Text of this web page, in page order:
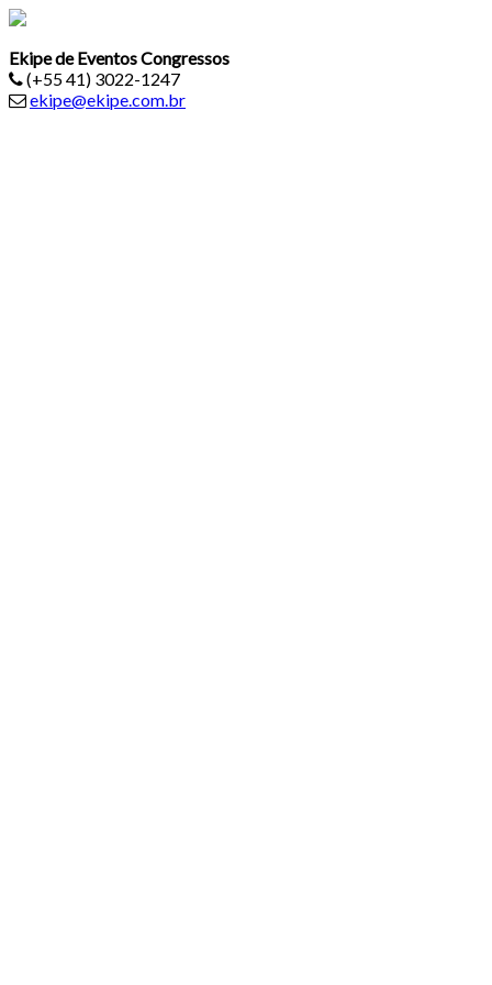
Ekipe de Eventos Congressos
(+55 41) 3022-1247
ekipe@ekipe.com.br